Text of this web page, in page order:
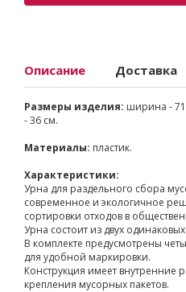
Описание Доставка
Размеры изделия: ширина -
- 36 см.
Материалы: пластик.
Характеристики:
Урна для раздельного сбора
современное и экологичное
сортировки отходов в
Урна состоит из двух
В комплекте предусмотрены
для удобной маркировки.
Конструкция имеет внутренние
крепления мусорных пакетов.